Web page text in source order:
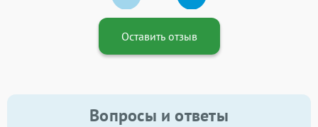
Оставить отзыв
Вопросы и ответы